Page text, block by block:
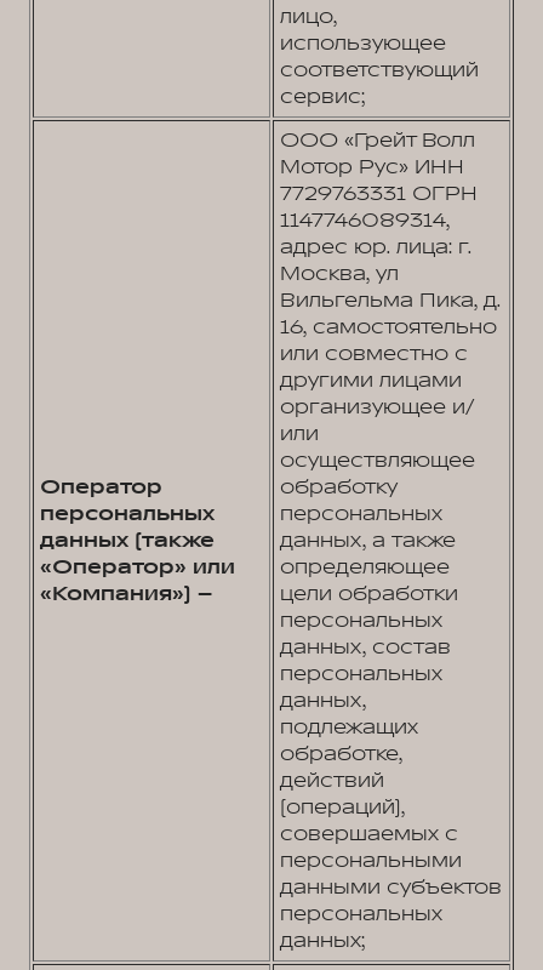
лицо,
использующее
соответствующий
сервис;
Оператор
персональных
данных (также
«Оператор» или
«Компания») –
ООО «Грейт Волл
Мотор Рус» ИНН
7729763331 ОГРН
1147746089314,
адрес юр. лица: г.
Москва, ул
Вильгельма Пика, д.
16, самостоятельно
или совместно с
другими лицами
организующее и/
или
осуществляющее
обработку
персональных
данных, а также
определяющее
цели обработки
персональных
данных, состав
персональных
данных,
подлежащих
обработке,
действий
(операций),
совершаемых с
персональными
данными субъектов
персональных
данных;